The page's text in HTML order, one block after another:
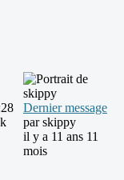
28
Dernier message
parskippy
il y a 11 ans 11
mois